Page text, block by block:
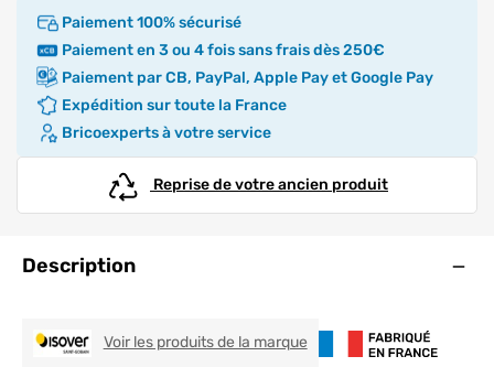
Paiement 100% sécurisé
Paiement en 3 ou 4 fois sans frais dès 250€
Paiement par CB, PayPal, Apple Pay et Google Pay
Expédition sur toute la France
Bricoexperts à votre service
Reprise de votre ancien produit
Description
Voir les produits de la marqueISOVER